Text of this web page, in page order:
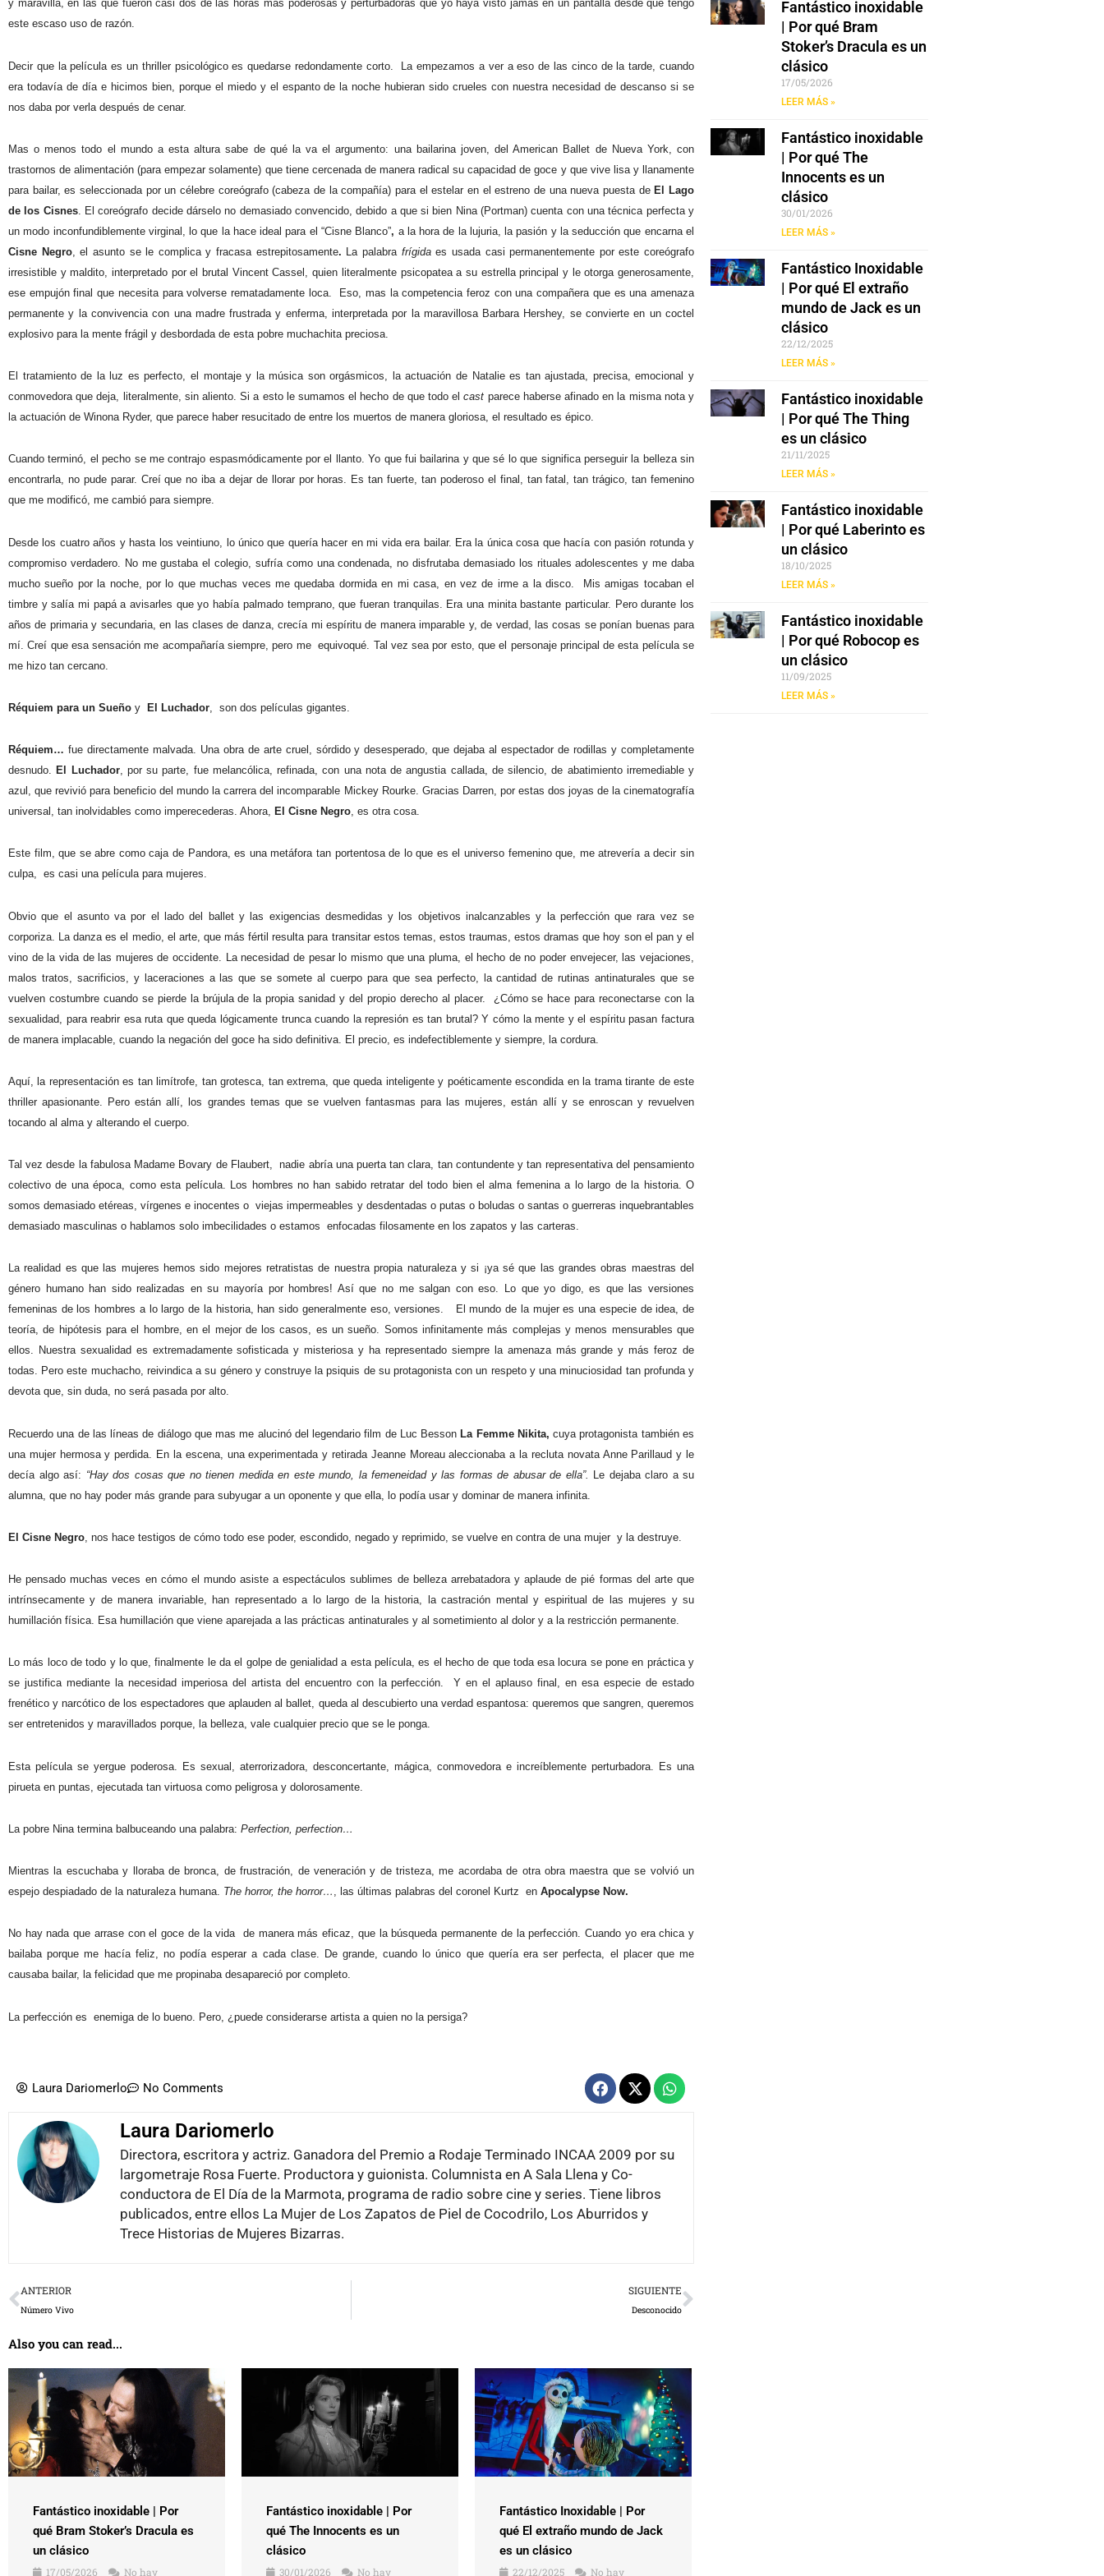
y maravilla, en las que fueron casi dos de las horas más poderosas y perturbadoras que yo haya visto jamás en un pantalla desde que tengo
este escaso uso de razón.
Decir que la película es un thriller psicológico es quedarse redondamente corto.
La empezamos a ver a eso de las cinco de la tarde, cuando
era todavía de día e hicimos bien, porque el miedo y el espanto de la noche hubieran sido crueles con nuestra necesidad de descanso si se
nos daba por verla después de cenar.
Mas o menos todo el mundo a esta altura sabe de qué la va el argumento: una bailarina joven, del American Ballet de Nueva York, con
trastornos de alimentación (para empezar solamente) que tiene cercenada de manera radical su capacidad de goce y que vive lisa y llanamente
para bailar, es seleccionada por un célebre coreógrafo (cabeza de la compañía) para el estelar en el estreno de una nueva puesta de El Lago
de los Cisnes. El coreógrafo decide dárselo no demasiado convencido, debido a que si bien Nina (Portman) cuenta con una técnica perfecta y
un modo inconfundiblemente virginal, lo que la hace ideal para el “Cisne Blanco”, a la hora de la lujuria, la pasión y la seducción que encarna el
Cisne Negro, el asunto se le complica y fracasa estrepitosamente. La palabra frígidaes usada casi permanentemente por este coreógrafo
irresistible y maldito, interpretado por el brutal Vincent Cassel, quien literalmente psicopatea a su estrella principal y le otorga generosamente,
ese empujón final que necesita para volverse rematadamente loca.
Eso, mas la competencia feroz con una compañera que es una amenaza
permanente y la convivencia con una madre frustrada y enferma, interpretada por la maravillosa Barbara Hershey, se convierte en un coctel
explosivo para la mente frágil y desbordada de esta pobre muchachita preciosa.
El tratamiento de la luz es perfecto, el montaje y la música son orgásmicos, la actuación de Natalie es tan ajustada, precisa, emocional y
conmovedora que deja, literalmente, sin aliento. Si a esto le sumamos el hecho de que todo elcast parece haberse afinado en la misma nota y
la actuación de Winona Ryder, que parece haber resucitado de entre los muertos de manera gloriosa, el resultado es épico.
Cuando terminó, el pecho se me contrajo espasmódicamente por el llanto. Yo que fui bailarina y que sé lo que significa perseguir la belleza sin
encontrarla, no pude parar. Creí que no iba a dejar de llorar por horas. Es tan fuerte, tan poderoso el final, tan fatal, tan trágico, tan femenino
que me modificó, me cambió para siempre.
Desde los cuatro años y hasta los veintiuno, lo único que quería hacer en mi vida era bailar. Era la única cosa que hacía con pasión rotunda y
compromiso verdadero. No me gustaba el colegio, sufría como una condenada, no disfrutaba demasiado los rituales adolescentes y me daba
mucho sueño por la noche, por lo que muchas veces me quedaba dormida en mi casa, en vez de irme a la disco.
Mis amigas tocaban el
timbre y salía mi papá a avisarles que yo había palmado temprano, que fueran tranquilas. Era una minita bastante particular. Pero durante los
años de primaria y secundaria, en las clases de danza, crecía mi espíritu de manera imparable y, de verdad, las cosas se ponían buenas para
mí. Creí que esa sensación me acompañaría siempre, pero me equivoqué. Tal vez sea por esto, que el personaje principal de esta película se
me hizo tan cercano.
Réquiem para un Sueño y El Luchador son dos películas gigantes.
Réquiem… fue directamente malvada. Una obra de arte cruel, sórdido y desesperado, que dejaba al espectador de rodillas y completamente
desnudo. El Luchador, por su parte, fue melancólica, refinada, con una nota de angustia callada, de silencio, de abatimiento irremediable y
azul, que revivió para beneficio del mundo la carrera del incomparable Mickey Rourke. Gracias Darren, por estas dos joyas de la cinematografía
universal, tan inolvidables como imperecederas. Ahora, El Cisne Negro, es otra cosa.
Este film, que se abre como caja de Pandora, es una metáfora tan portentosa de lo que es el universo femenino que, me atrevería a decir sin
culpa, es casi una película para mujeres.
Obvio que el asunto va por el lado del ballet y las exigencias desmedidas y los objetivos inalcanzables y la perfección que rara vez se
corporiza. La danza es el medio, el arte, que más fértil resulta para transitar estos temas, estos traumas, estos dramas que hoy son el pan y el
vino de la vida de las mujeres de occidente. La necesidad de pesar lo mismo que una pluma, el hecho de no poder envejecer, las vejaciones,
malos tratos, sacrificios, y laceraciones a las que se somete al cuerpo para que sea perfecto, la cantidad de rutinas antinaturales que se
vuelven costumbre cuando se pierde la brújula de la propia sanidad y del propio derecho al placer.
¿Cómo se hace para reconectarse con la
sexualidad, para reabrir esa ruta que queda lógicamente trunca cuando la represión es tan brutal? Y cómo la mente y el espíritu pasan factura
de manera implacable, cuando la negación del goce ha sido definitiva. El precio, es indefectiblemente y siempre, la cordura.
Aquí, la representación es tan limítrofe, tan grotesca, tan extrema, que queda inteligente y poéticamente escondida en la trama tirante de este
thriller apasionante. Pero están allí, los grandes temas que se vuelven fantasmas para las mujeres, están allí y se enroscan y revuelven
tocando al alma y alterando el cuerpo.
Tal vez desde la fabulosa Madame Bovary de Flaubert,
nadie abría una puerta tan clara, tan contundente y tan representativa del pensamiento
colectivo de una época, como esta película. Los hombres no han sabido retratar del todo bien el alma femenina a lo largo de la historia. O
somos demasiado etéreas, vírgenes e inocentes o viejas impermeables y desdentadas o putas o boludas o santas o guerreras inquebrantables
demasiado masculinas o hablamos solo imbecilidades o estamos enfocadas filosamente en los zapatos y las carteras.
La realidad es que las mujeres hemos sido mejores retratistas de nuestra propia naturaleza y si ¡ya sé que las grandes obras maestras del
género humano han sido realizadas en su mayoría por hombres! Así que no me salgan con eso. Lo que yo digo, es que las versiones
femeninas de los hombres a lo largo de la historia, han sido generalmente eso, versiones.
El mundo de la mujer es una especie de idea, de
teoría, de hipótesis para el hombre, en el mejor de los casos, es un sueño. Somos infinitamente más complejas y menos mensurables que
ellos. Nuestra sexualidad es extremadamente sofisticada y misteriosa y ha representado siempre la amenaza más grande y más feroz de
todas. Pero este muchacho, reivindica a su género y construye la psiquis de su protagonista con un respeto y una minuciosidad tan profunda y
devota que, sin duda, no será pasada por alto.
Recuerdo una de las líneas de diálogo que mas me alucinó del legendario film de Luc BessonLa Femme Nikita,cuya protagonista también es
una mujer hermosa y perdida. En la escena, una experimentada y retirada Jeanne Moreau aleccionaba a la recluta novata Anne Parillaud y le
decía algo así: “Hay dos cosas que no tienen medida en este mundo, la femeneidad y las formas de abusar de ella”. Le dejaba claro a su
alumna, que no hay poder más grande para subyugar a un oponente y que ella, lo podía usar y dominar de manera infinita.
El Cisne Negro , nos hace testigos de cómo todo ese poder, escondido, negado y reprimido, se vuelve en contra de una mujer y la destruye.
He pensado muchas veces en cómo el mundo asiste a espectáculos sublimes de belleza arrebatadora y aplaude de pié formas del arte que
intrínsecamente y de manera invariable, han representado a lo largo de la historia, la castración mental y espiritual de las mujeres y su
humillación física. Esa humillación que viene aparejada a las prácticas antinaturales y al sometimiento al dolor y a la restricción permanente.
Lo más loco de todo y lo que, finalmente le da el golpe de genialidad a esta película, es el hecho de que toda esa locura se pone en práctica y
se justifica mediante la necesidad imperiosa del artista del encuentro con la perfección.
Y en el aplauso final, en esa especie de estado
frenético y narcótico de los espectadores que aplauden al ballet, queda al descubierto una verdad espantosa: queremos que sangren, queremos
ser entretenidos y maravillados porque, la belleza, vale cualquier precio que se le ponga.
Esta película se yergue poderosa. Es sexual, aterrorizadora, desconcertante, mágica, conmovedora e increíblemente perturbadora. Es una
pirueta en puntas, ejecutada tan virtuosa como peligrosa y dolorosamente.
La pobre Nina termina balbuceando una palabra: Perfection, perfection…
Mientras la escuchaba y lloraba de bronca, de frustración, de veneración y de tristeza, me acordaba de otra obra maestra que se volvió un
espejo despiadado de la naturaleza humana. The horror, the horror… , las últimas palabras del coronel Kurtz en Apocalypse Now.
No hay nada que arrase con el goce de la vida
de manera más eficaz, que la búsqueda permanente de la perfección. Cuando yo era chica y
bailaba porque me hacía feliz, no podía esperar a cada clase. De grande, cuando lo único que quería era ser perfecta, el placer que me
causaba bailar, la felicidad que me propinaba desapareció por completo.
La perfección es enemiga de lo bueno. Pero, ¿puede considerarse artista a quien no la persiga?
Laura Dariomerlo No Comments
Laura Dariomerlo
Directora, escritora y actriz. Ganadora del Premio a Rodaje Terminado INCAA 2009 por su
largometraje Rosa Fuerte. Productora y guionista. Columnista en A Sala Llena y Co-
conductora de El Día de la Marmota, programa de radio sobre cine y series. Tiene libros
publicados, entre ellos La Mujer de Los Zapatos de Piel de Cocodrilo, Los Aburridos y
Trece Historias de Mujeres Bizarras.
Prev
ANTERIOR
Número Vivo
SIGUIENTE
Desconocido
Next
Also you can read...
Fantástico inoxidable | Por
qué Bram Stoker’s Dracula es
un clásico
17/05/2026 No hay
Fantástico inoxidable | Por
qué The Innocents es un
clásico
30/01/2026 No hay
Fantástico Inoxidable | Por
qué El extraño mundo de Jack
es un clásico
22/12/2025 No hay
Fantástico inoxidable
| Por qué Bram
Stoker’s Dracula es un
clásico
17/05/2026
LEER MÁS »
Fantástico inoxidable
| Por qué The
Innocents es un
clásico
30/01/2026
LEER MÁS »
Fantástico Inoxidable
| Por qué El extraño
mundo de Jack es un
clásico
22/12/2025
LEER MÁS »
Fantástico inoxidable
| Por qué The Thing
es un clásico
21/11/2025
LEER MÁS »
Fantástico inoxidable
| Por qué Laberinto es
un clásico
18/10/2025
LEER MÁS »
Fantástico inoxidable
| Por qué Robocop es
un clásico
11/09/2025
LEER MÁS »